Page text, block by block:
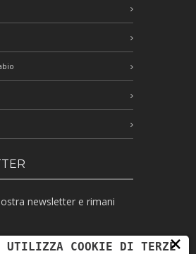
newsletter e rimani
×
UTILIZZA COOKIE DI TERZE